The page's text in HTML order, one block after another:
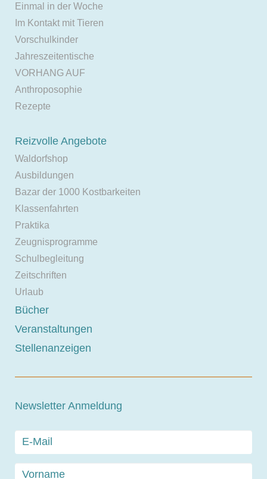
Einmal in der Woche
Im Kontakt mit Tieren
Vorschulkinder
Jahreszeitentische
VORHANG AUF
Anthroposophie
Rezepte
Reizvolle Angebote
Waldorfshop
Ausbildungen
Bazar der 1000 Kostbarkeiten
Klassenfahrten
Praktika
Zeugnisprogramme
Schulbegleitung
Zeitschriften
Urlaub
Bücher
Veranstaltungen
Stellenanzeigen
Newsletter Anmeldung